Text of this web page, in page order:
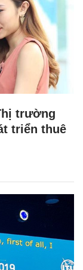
trường
triển thuê